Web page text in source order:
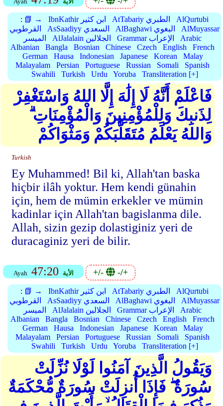
: 📗 → IbnKathir ابن كثير AtTabariy الطبري
AlQurtubi
القرطوبي
AsSaadiyy السعدي AlBaghawi البغوي
AlMuyassar
الميسر
AlJalalain الجلالين Grammar الإعراب
Arabic
Albanian
Bangla Bosnian Chinese Czech English
French
German
Hausa Indonesian Japanese Korean
Malay
Malayalam
Persian Portuguese Russian Somali
Spanish
Swahili
Turkish Urdu Yoruba Transliteration [+]
فَاعْلَمْ أَنَّهُ لَا إِلَٰهَ إِلَّا اللهُ وَاسْتَغْفِرْ
لِذَنبِكَ وَلِلْمُؤْمِنِينَ وَالْمُؤْمِنَاتِ ۗ
وَاللهُ يَعْلَمُ مُتَقَلَّبَكُمْ وَمَثْوَاكُمْ
Turkish
Ey Muhammed! Bil ki, Allah'tan baska
hiçbir ilâh yoktur. Hem kendi günahin
için, hem de mümin erkekler ve mümin
kadinlar için Allah'tan bagislanma dile.
Allah, sizin gezip dolastiginiz yeri de
duracaginiz yeri de bilir.
Ayah 47:20 الأية +/- -/+
: 📗 → IbnKathir ابن كثير AtTabariy الطبري
AlQurtubi
القرطوبي
AsSaadiyy السعدي AlBaghawi البغوي
AlMuyassar
الميسر
AlJalalain الجلالين Grammar الإعراب
Arabic
Albanian
Bangla Bosnian Chinese Czech English
French
German
Hausa Indonesian Japanese Korean
Malay
Malayalam
Persian Portuguese Russian Somali
Spanish
Swahili
Turkish Urdu Yoruba Transliteration [+]
وَيَقُولُ الَّذِينَ آمَنُوا لَوْلَا نُزِّلَتْ
سُورَةٌ ۖ فَإِذَا أُنزِلَتْ سُورَةٌ مُّحْكَمَةٌ